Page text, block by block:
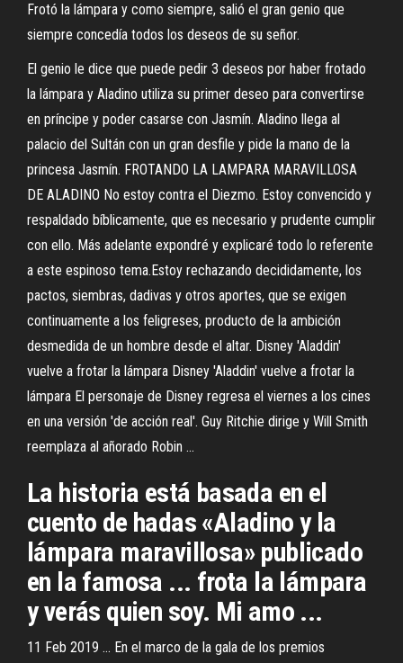
Frotó la lámpara y como siempre, salió el gran genio que
siempre concedía todos los deseos de su señor.
El genio le dice que puede pedir 3 deseos por haber frotado
la lámpara y Aladino utiliza su primer deseo para convertirse
en príncipe y poder casarse con Jasmín. Aladino llega al
palacio del Sultán con un gran desfile y pide la mano de la
princesa Jasmín. FROTANDO LA LAMPARA MARAVILLOSA
DE ALADINO No estoy contra el Diezmo. Estoy convencido y
respaldado bíblicamente, que es necesario y prudente cumplir
con ello. Más adelante expondré y explicaré todo lo referente
a este espinoso tema.Estoy rechazando decididamente, los
pactos, siembras, dadivas y otros aportes, que se exigen
continuamente a los feligreses, producto de la ambición
desmedida de un hombre desde el altar. Disney 'Aladdin'
vuelve a frotar la lámpara Disney 'Aladdin' vuelve a frotar la
lámpara El personaje de Disney regresa el viernes a los cines
en una versión 'de acción real'. Guy Ritchie dirige y Will Smith
reemplaza al añorado Robin ...
La historia está basada en el
cuento de hadas «Aladino y la
lámpara maravillosa» publicado
en la famosa ... frota la lámpara
y verás quien soy. Mi amo ...
11 Feb 2019 ... En el marco de la gala de los premios